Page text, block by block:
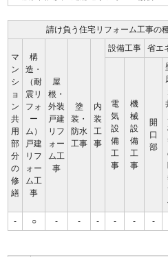
請け負う住宅リフォーム工事の
マ
ン
シ
ョ
ン
共
用
部
分
の
修
繕
構
造・
（耐
震リ
フォ
ー
ム）
戸建
リフ
ォー
ム工
事
屋
根・
外装
戸建
リフ
ォー
ム工
事
塗
装・
防水
工事
内
装
工
事
設備工事 省エ
電
気
設
備
工
事
機
械
設
備
工
事
開
口
部
- ○ - - - - - -